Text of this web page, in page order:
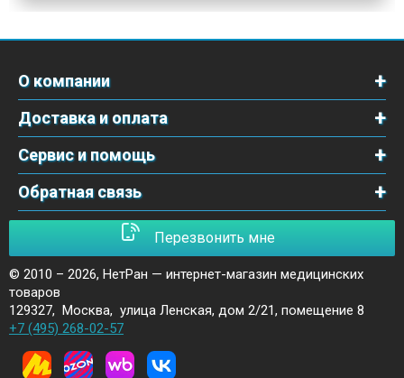
О компании
Доставка и оплата
Сервис и помощь
Обратная связь
Перезвонить мне
© 2010 – 2026, НетРан — интернет-магазин медицинских
товаров
129327, Москва, улица Ленская, дом 2/21, помещение 8
+7 (495) 268-02-57